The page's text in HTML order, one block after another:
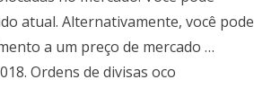
atual. Alternativamente, você pode
a um preço de mercado …
Ordens de divisas oco